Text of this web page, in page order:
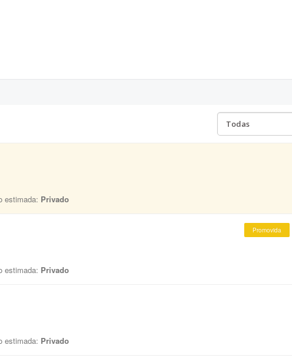
estimada: Privado
Promovida
estimada: Privado
estimada: Privado